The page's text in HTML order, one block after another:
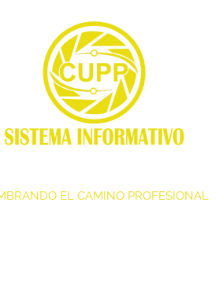
EL CAMINO PROFESIONAL